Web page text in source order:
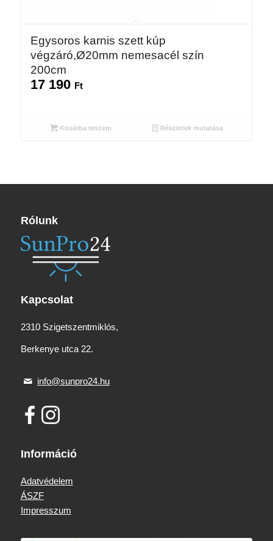
Egysoros karnis szett kúp
végzáró,Ø20mm nemesacél szín
200cm
17 190 Ft
Kosárba teszem Részletek mutatása
Rólunk
Kapcsolat
2310 Szigetszentmiklós,
Berkenye utca 22.
info@sunpro24.hu
Információ
Adatvédelem
ÁSZF
Impresszum